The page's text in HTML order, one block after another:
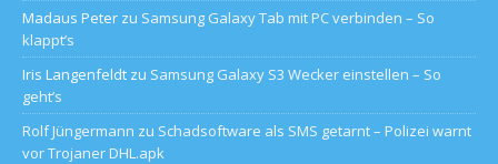
Madaus Peter zu Samsung Galaxy Tab mit PC verbinden – So
klappt’s
Iris Langenfeldt zu Samsung Galaxy S3 Wecker einstellen – So
geht’s
Rolf Jüngermann zu Schadsoftware als SMS getarnt – Polizei warnt
vor Trojaner DHL.apk